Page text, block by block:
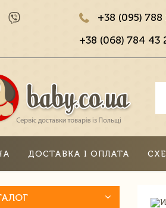
+38 (095) 788
+38 (068) 784 43
ДОСТАВКА І ОПЛАТА